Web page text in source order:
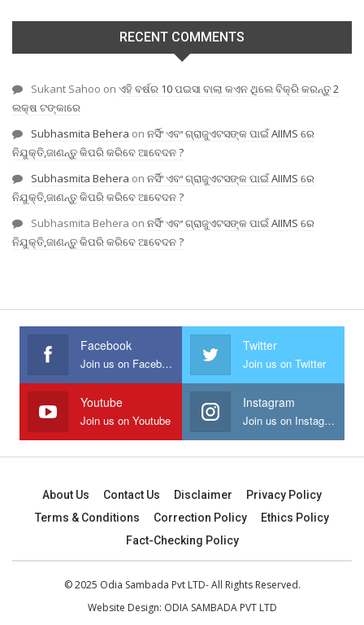
RECENT COMMENTS
Sukant Sahoo on ଏହି ବର୍ଷର 10 ପଇସା ବାଲା କଏନ ଥିଲେ ବିକ୍ରି କରନ୍ତୁ 2
ଲକ୍ଷ ଟଙ୍କାରେ
Subhasmita Behera on ନର୍ସିଂ ଏବଂ ଗ୍ରାଜୁଏଟସଙ୍କ ପାଇଁ AIIMS ରେ
ନିଯୁକ୍ତି,ଜାଣନ୍ତୁ କିପରି କରିବେ ଆବେଦନ ?
Subhasmita Behera on ନର୍ସିଂ ଏବଂ ଗ୍ରାଜୁଏଟସଙ୍କ ପାଇଁ AIIMS ରେ
ନିଯୁକ୍ତି,ଜାଣନ୍ତୁ କିପରି କରିବେ ଆବେଦନ ?
Subhasmita Behera on ନର୍ସିଂ ଏବଂ ଗ୍ରାଜୁଏଟସଙ୍କ ପାଇଁ AIIMS ରେ
ନିଯୁକ୍ତି,ଜାଣନ୍ତୁ କିପରି କରିବେ ଆବେଦନ ?
Facebook
Join us on Facebook
Twitter
Join us on Twitter
Youtube
Join us on Youtube
Instagram
Join us on Instagram
About Us Contact Us Disclaimer
Privacy Policy
Terms & Conditions
Correction Policy
Ethics Policy
Fact-Checking Policy
© 2025 Odia Sambada Pvt LTD- All Rights Reserved.
Website Design: ODIA SAMBADA PVT LTD